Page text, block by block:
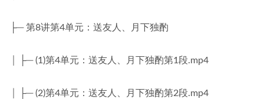
├─ 第8讲第4单元：送友人、月下独酌
│ ├─ (1)第4单元：送友人、月下独酌第1段.mp4
│ ├─ (2)第4单元：送友人、月下独酌第2段.mp4